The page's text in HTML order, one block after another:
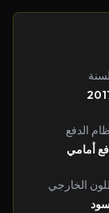
الدفع
أمامي
الخارجي